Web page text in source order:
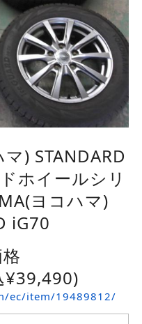
) STANDARD
ホイールシリ
ヨコハマ)
iG70
¥39,490)
ec/item/19489812/